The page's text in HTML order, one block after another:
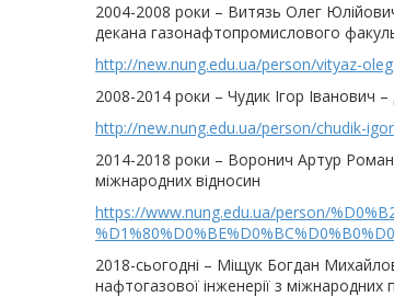
2004-2008 роки – Витязь Олег
декана газонафтопромислового
http://new.nung.edu.ua/person/vityaz-
2008-2014 роки – Чудик Ігор Іванович
http://new.nung.edu.ua/person/chudik-
2014-2018 роки – Воронич Артур
міжнародних відносин
https://www.nung.edu.ua/person/
2018-сьогодні – Міщук Богдан
нафтогазової інженерії з міжнародних